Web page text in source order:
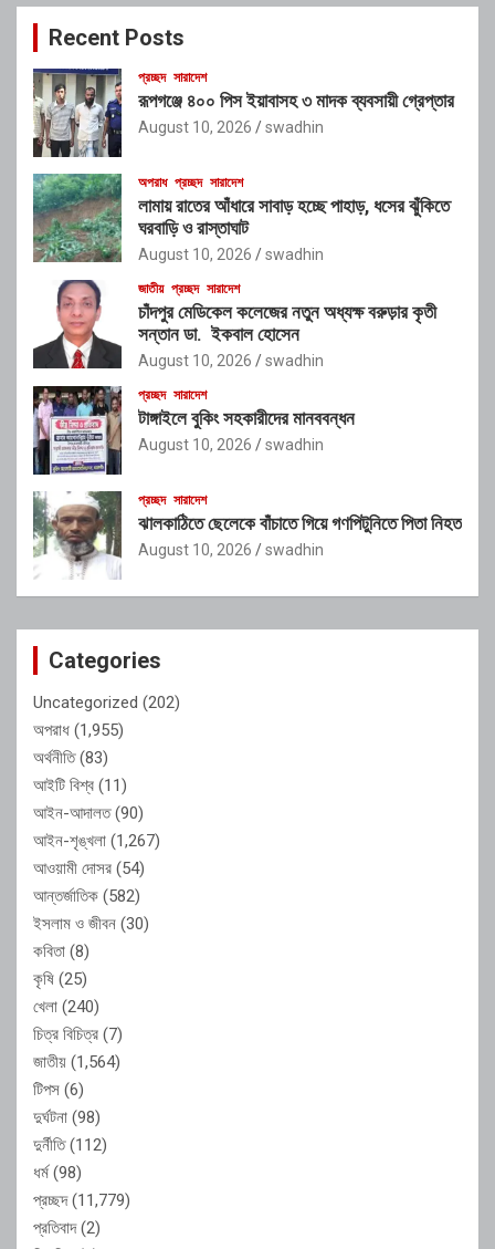
c
Recent Posts
প্রচ্ছদ সারাদেশ
রূপগঞ্জে ৪০০ পিস ইয়াবাসহ ৩ মাদক ব্যবসায়ী গ্রেপ্তার
August 10, 2026 swadhin
অপরাধ প্রচ্ছদ সারাদেশ
লামায় রাতের আঁধারে সাবাড় হচ্ছে পাহাড়, ধসের ঝুঁকিতে
ঘরবাড়ি ও রাস্তাঘাট
August 10, 2026 swadhin
জাতীয় প্রচ্ছদ সারাদেশ
চাঁদপুর মেডিকেল কলেজের নতুন অধ্যক্ষ বরুড়ার কৃতী
সন্তান ডা. ইকবাল হোসেন
August 10, 2026 swadhin
প্রচ্ছদ সারাদেশ
টাঙ্গাইলে বুকিং সহকারীদের মানববন্ধন
August 10, 2026 swadhin
প্রচ্ছদ সারাদেশ
ঝালকাঠিতে ছেলেকে বাঁচাতে গিয়ে গণপিটুনিতে পিতা নিহত
August 10, 2026 swadhin
Categories
Uncategorized (202)
অপরাধ (1,955)
অর্থনীতি(83)
আইটি বিশ্ব (11)
আইন-আদালত(90)
আইন-শৃঙ্খলা (1,267)
আওয়ামী দোসর (54)
আন্তর্জাতিক (582)
ইসলাম ও জীবন (30)
কবিতা (8)
কৃষি (25)
খেলা (240)
চিত্র বিচিত্র (7)
জাতীয় (1,564)
টিপস (6)
দুর্ঘটনা (98)
দুর্নীতি(112)
ধর্ম(98)
প্রচ্ছদ(11,779)
প্রতিবাদ(2)